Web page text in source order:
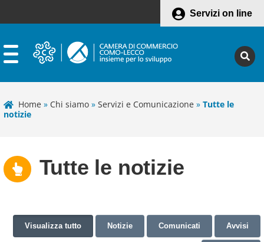
Servizi on line
Home » Chi siamo » Servizi e Comunicazione » Tutte le
notizie
Tutte le notizie
Visualizza tutto Notizie Comunicati Avvisi